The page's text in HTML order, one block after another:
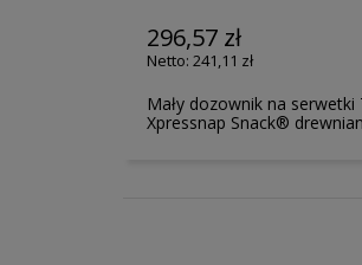
296,57 zł
241,11 zł
Mały dozownik na serwetki
Xpressnap Snack®